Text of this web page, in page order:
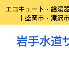
エコキュート・給湯
｜盛岡市・滝沢
岩手水道